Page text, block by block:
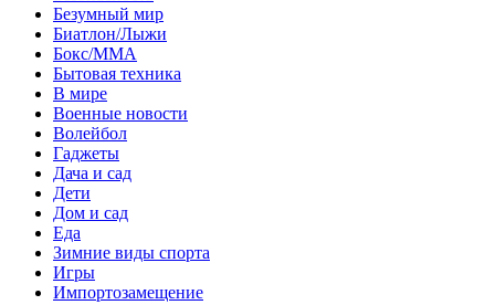
Безумный мир
Биатлон/Лыжи
Бокс/MMA
Бытовая техника
В мире
Военные новости
Волейбол
Гаджеты
Дача и сад
Дети
Дом и сад
Еда
Зимние виды спорта
Игры
Импортозамещение